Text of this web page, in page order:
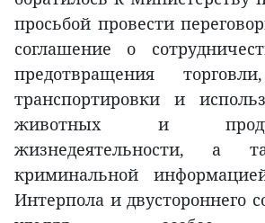
просьбой провести
соглашение о
предотвращения
транспортировки и
животных и
жизнедеятельности, а
криминальной
Интерпола и двустороннего